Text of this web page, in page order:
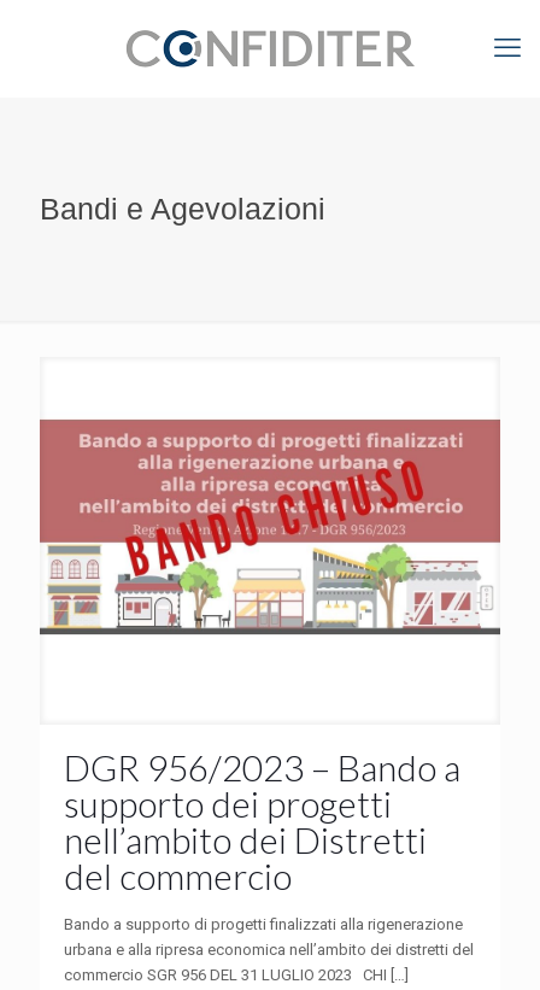
Bandi e Agevolazioni
DGR 956/2023 – Bando a
supporto dei progetti
nell’ambito dei Distretti
del commercio
Bando a supporto di progetti finalizzati alla rigenerazione
urbana e alla ripresa economica nell’ambito dei distretti del
commercio SGR 956 DEL 31 LUGLIO 2023 CHI